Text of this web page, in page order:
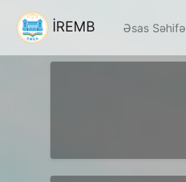
İREMB Əsas Səhifə